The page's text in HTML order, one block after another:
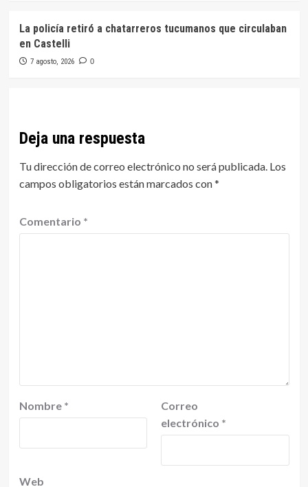
La policía retiró a chatarreros tucumanos que circulaban
en Castelli
7 agosto, 2026 0
Deja una respuesta
Tu dirección de correo electrónico no será publicada. Los
campos obligatorios están marcados con*
Comentario *
Nombre *
Correo
electrónico *
Web